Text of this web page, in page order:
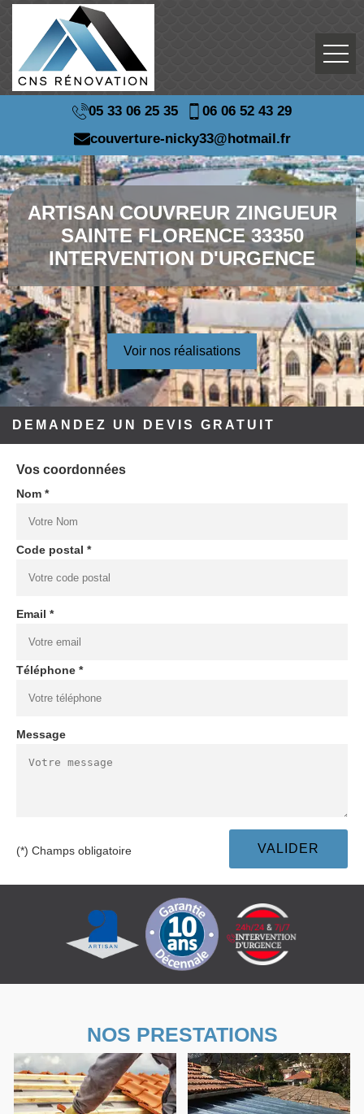
05 33 06 25 35
06 06 52 43 29
couverture-nicky33@hotmail.fr
ARTISAN COUVREUR ZINGUEUR
SAINTE FLORENCE 33350
INTERVENTION D'URGENCE
Voir nos réalisations
DEMANDEZ UN DEVIS GRATUIT
Vos coordonnées
Nom *
Code postal *
Email *
Téléphone *
Message
(*) Champs obligatoire
NOS PRESTATIONS